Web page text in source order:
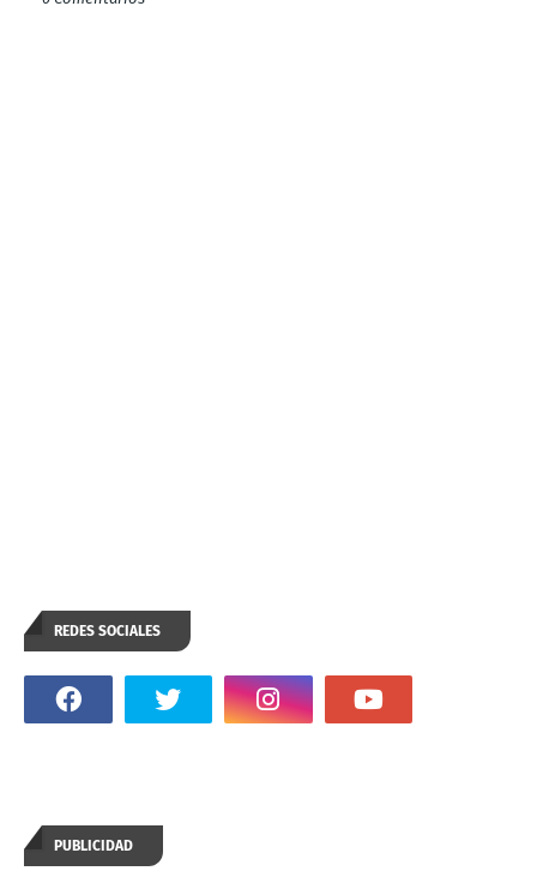
REDES SOCIALES
PUBLICIDAD